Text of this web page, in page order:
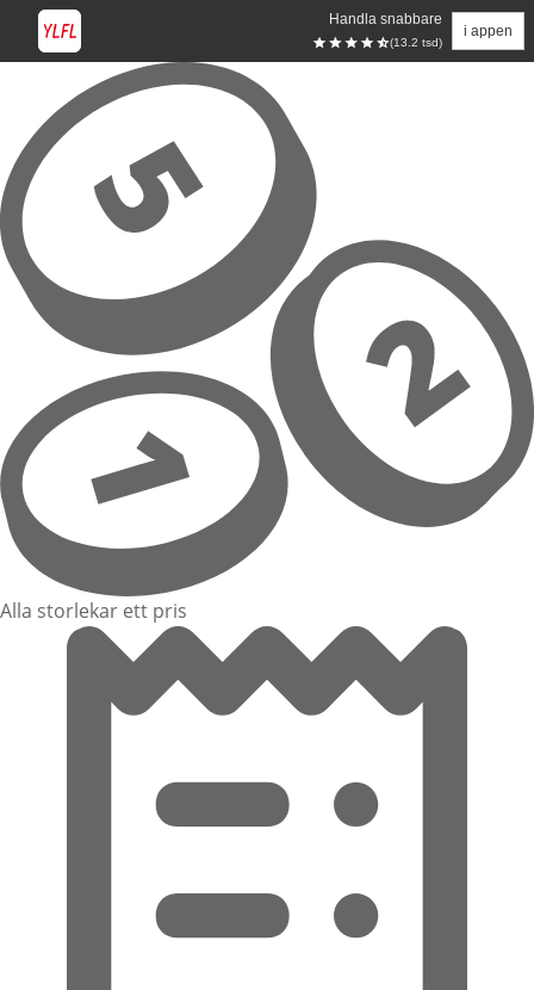
Handla snabbare
(13.2 tsd)
i appen
Hoppa till huvudinnehåll
Alla storlekar ett pris